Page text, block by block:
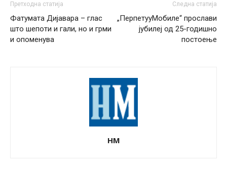
Претходна статија
Фатумата Дијавара – глас
што шепоти и гали, но и грми
и опоменува
Следна статија
„ПерпетууМобиле“ прослави
јубилеј од 25-годишно
постоење
НМ